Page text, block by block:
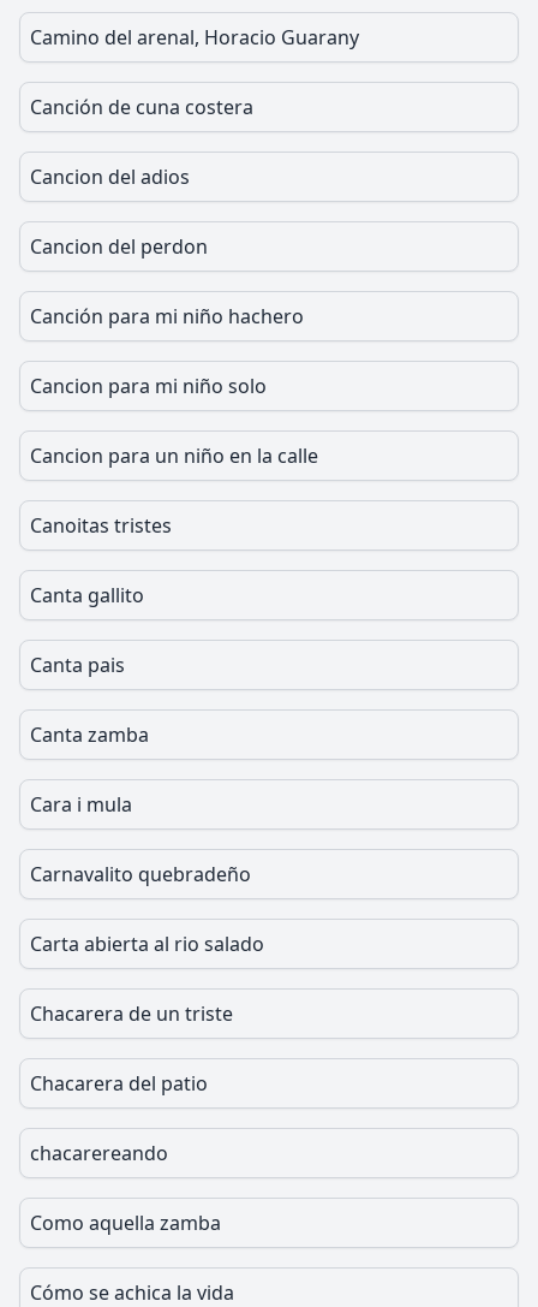
Camino del arenal, Horacio Guarany
Canción de cuna costera
Cancion del adios
Cancion del perdon
Canción para mi niño hachero
Cancion para mi niño solo
Cancion para un niño en la calle
Canoitas tristes
Canta gallito
Canta pais
Canta zamba
Cara i mula
Carnavalito quebradeño
Carta abierta al rio salado
Chacarera de un triste
Chacarera del patio
chacarereando
Como aquella zamba
Cómo se achica la vida